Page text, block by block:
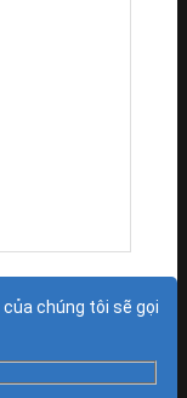
của chúng tôi sẽ gọi